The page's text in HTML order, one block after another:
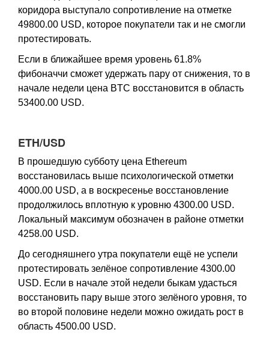
коридора выступало сопротивление на отметке
49800.00 USD, которое покупатели так и не смогли
протестировать.
Если в ближайшее время уровень 61.8%
фибоначчи сможет удержать пару от снижения, то в
начале недели цена BTC восстановится в область
53400.00 USD.
ETH/USD
В прошедшую субботу цена Ethereum
восстановилась выше психологической отметки
4000.00 USD, а в воскресенье восстановление
продолжилось вплотную к уровню 4300.00 USD.
Локальный максимум обозначен в районе отметки
4258.00 USD.
До сегодняшнего утра покупатели ещё не успели
протестировать зелёное сопротивление 4300.00
USD. Если в начале этой недели быкам удасться
восстановить пару выше этого зелёного уровня, то
во второй половине недели можно ожидать рост в
область 4500.00 USD.